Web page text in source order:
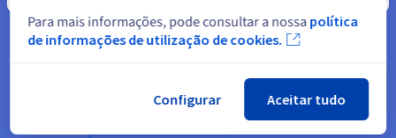
1,5 TB de RAM
DDR5 ECC
NVMe Soft
RAID
Para mais informações, pode consultar a nossa política
de informações de utilização de cookies.
Configurar Aceitar tudo